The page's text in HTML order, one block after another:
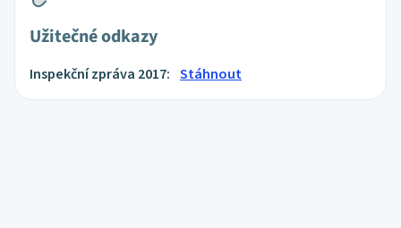
Užitečné odkazy
Inspekční zpráva 2017: Stáhnout